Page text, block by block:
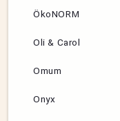
ÖkoNORM
Oli & Carol
Omum
Onyx